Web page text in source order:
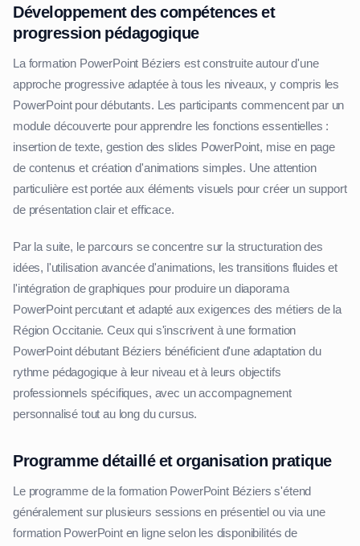
Développement des compétences et
progression pédagogique
La formation PowerPoint Béziers est construite autour d'une
approche progressive adaptée à tous les niveaux, y compris les
PowerPoint pour débutants. Les participants commencent par un
module découverte pour apprendre les fonctions essentielles :
insertion de texte, gestion des slides PowerPoint, mise en page
de contenus et création d'animations simples. Une attention
particulière est portée aux éléments visuels pour créer un support
de présentation clair et efficace.
Par la suite, le parcours se concentre sur la structuration des
idées, l'utilisation avancée d'animations, les transitions fluides et
l'intégration de graphiques pour produire un diaporama
PowerPoint percutant et adapté aux exigences des métiers de la
Région Occitanie. Ceux qui s'inscrivent à une formation
PowerPoint débutant Béziers bénéficient d'une adaptation du
rythme pédagogique à leur niveau et à leurs objectifs
professionnels spécifiques, avec un accompagnement
personnalisé tout au long du cursus.
Programme détaillé et organisation pratique
Le programme de la formation PowerPoint Béziers s'étend
généralement sur plusieurs sessions en présentiel ou via une
formation PowerPoint en ligne selon les disponibilités de